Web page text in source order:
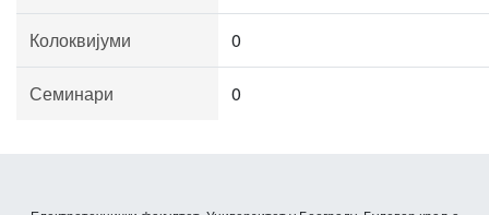
Колоквијуми 0
Семинари 0